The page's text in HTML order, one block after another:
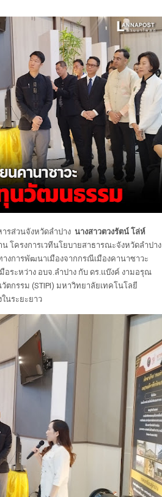
รส่วนจังหวัดลำปาง นางสาวตวงรัตน์ โล่ห์
น โครงการเวทีนโยบายสาธารณะจังหวัดลำปาง
งการพัฒนาเมืองจากกรณีเมืองคานาซาวะ
ระหว่าง อบจ.ลำปาง กับ ดร.แบ๊งค์ งามอรุณ
กรรม (STIPI) มหาวิทยาลัยเทคโนโลยี
นระยะยาว